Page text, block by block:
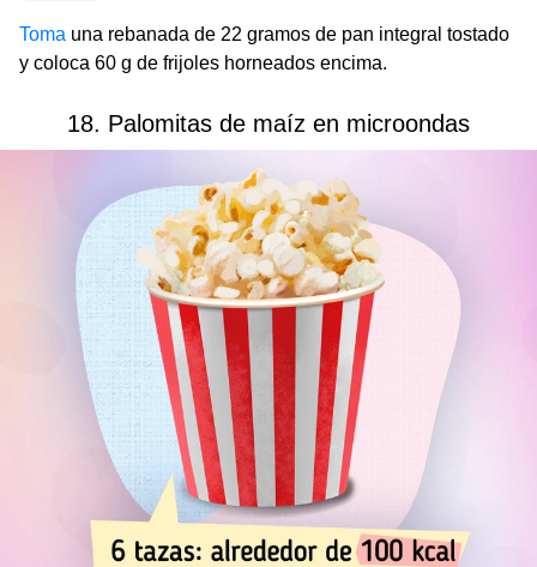
Toma una rebanada de 22 gramos de pan integral tostado
y coloca 60 g de frijoles horneados encima.
18. Palomitas de maíz en microondas